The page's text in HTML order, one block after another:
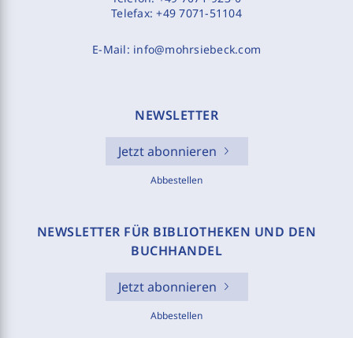
Telefax:+49 7071-51104
E-Mail: info@mohrsiebeck.com
NEWSLETTER
Jetzt abonnieren
Abbestellen
NEWSLETTER FÜR BIBLIOTHEKEN UND DEN
BUCHHANDEL
Jetzt abonnieren
Abbestellen